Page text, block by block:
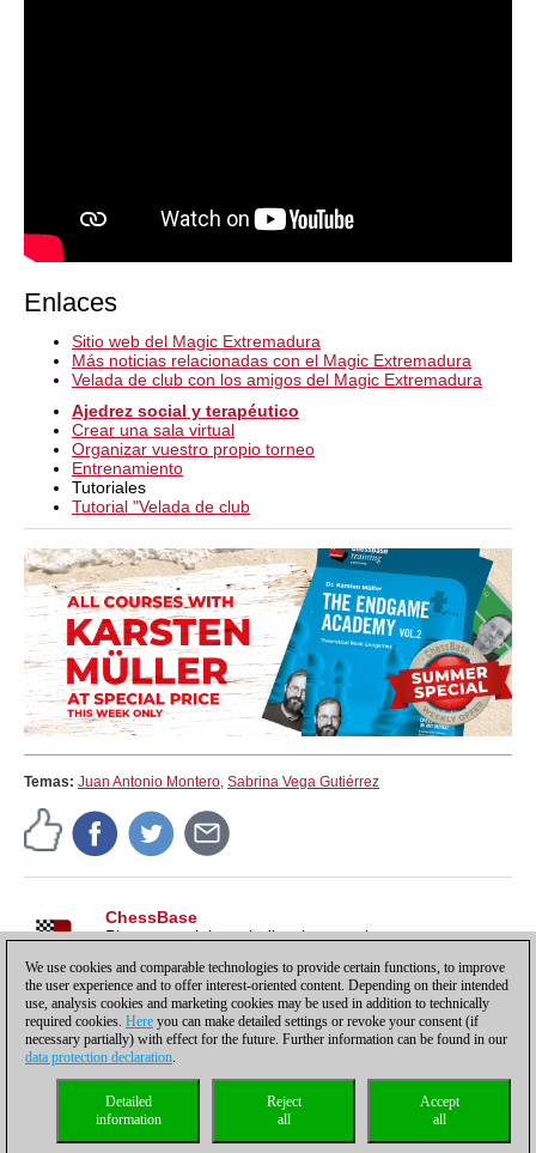
Enlaces
Sitio web del Magic Extremadura
Más noticias relacionadas con el Magic Extremadura
Velada de club con los amigos del Magic Extremadura
Ajedrez social y terapéutico
Crear una sala virtual
Organizar vuestro propio torneo
Entrenamiento
Tutoriales
Tutorial "Velada de club
Temas: Juan Antonio Montero Sabrina Vega Gutiérrez
ChessBase
Pistas, tutoriales e indicaciones sobre nuestros
Política de privacidad |Para contactar Cookies Management
Licencias
Compliance Hotline
We use cookies and comparable technologies to provide certain functions, to improve
the user experience and to offer interest-oriented content. Depending on their intended
use, analysis cookies and marketing cookies may be used in addition to technically
required cookies. Here you can make detailed settings or revoke your consent (if
necessary partially) with effect for the future. Further information can be found in our
data protection declaration.
Accept
all
Reject
all
Detailed
information